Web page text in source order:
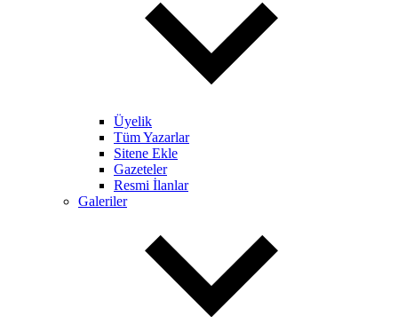
Üyelik
Tüm Yazarlar
Sitene Ekle
Gazeteler
Resmi İlanlar
Galeriler